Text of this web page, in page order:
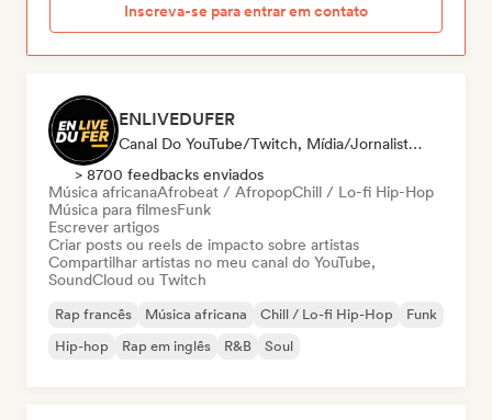
Inscreva-se para entrar em contato
ENLIVEDUFER
Canal Do YouTube/Twitch, Mídia/Jornalista, Influenciador
> 8700 feedbacks enviados
Música africanaAfrobeat / AfropopChill / Lo-fi Hip-Hop
Música para filmesFunk
Escrever artigos
Criar posts ou reels de impacto sobre artistas
Compartilhar artistas no meu canal do YouTube,
SoundCloud ou Twitch
Rap francês Música africana Chill / Lo-fi Hip-Hop
Funk
Hip-hop
Rap em inglês R&B Soul